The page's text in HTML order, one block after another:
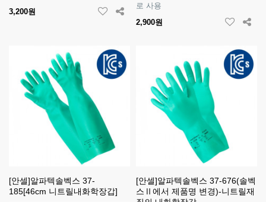
3,200원
로 사용
2,900원
[안셀]알파텍솔벡스 37-
185[46cm 니트릴내화학장갑]
[안셀]알파텍솔벡스 37-676(솔벡
스Ⅱ에서 제품명 변경)-니트릴재